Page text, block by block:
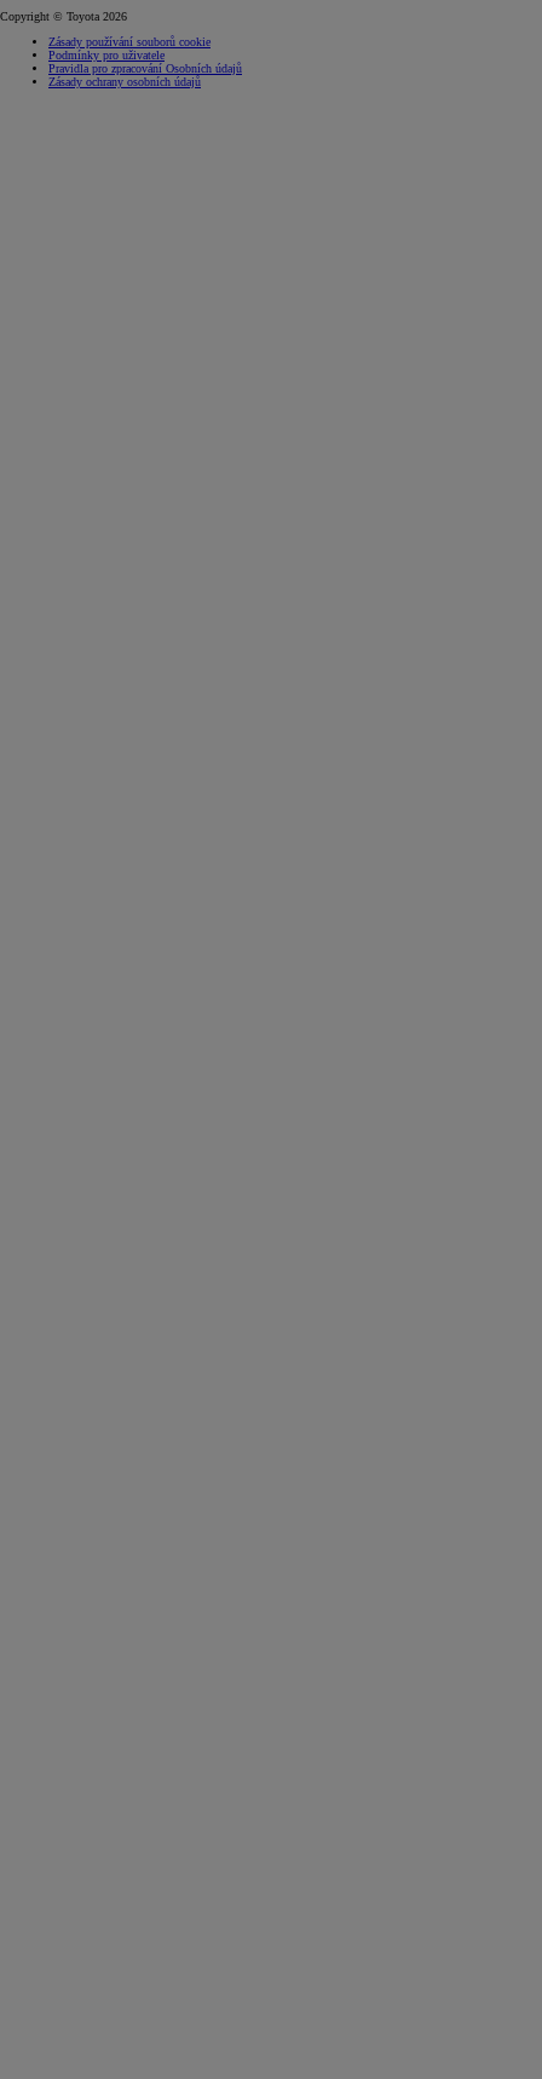
Copyright © Toyota 2026
Zásady používání souborů cookie
Podmínky pro uživatele
Pravidla pro zpracování Osobních údajů
Zásady ochrany osobních údajů